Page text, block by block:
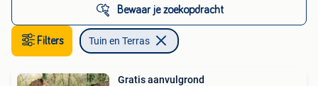
Bewaar je zoekopdracht
Filters Tuin en Terras
Gratis aanvulgrond